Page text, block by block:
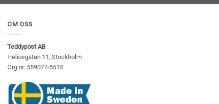
OM OSS
Teddypost AB
Heliosgatan 11, Stockholm
Org nr: 559077-5515